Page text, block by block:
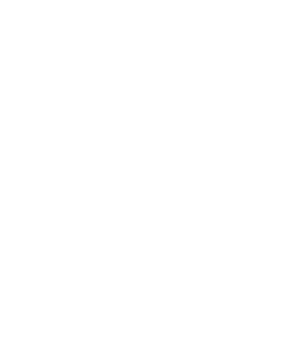
dei pagamenti tra diversi Paesi.
internazionale.
preferiscono avere un codice SWIFT dedicato per ogni
con XXX, significa che è il codice SWIFT della sede centrale.
non gestisce il conto del destinatario e stornare il pagamento.
la transazione.